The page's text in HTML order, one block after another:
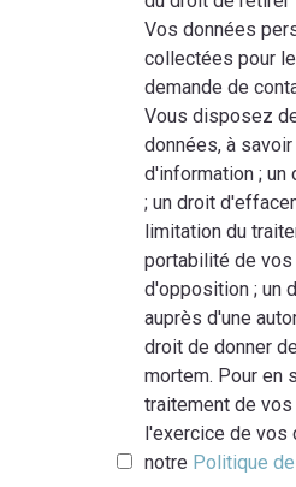
Vos données
collectées pour
demande de
Vous disposez
données, à
d'information ;
; un droit
limitation du
portabilité de vos
d'opposition ; un
auprès d'une
droit de donner
mortem. Pour en
traitement de
l'exercice de vos
notre Politique